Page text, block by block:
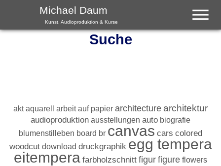
Michael Daum
Kunst, Audioproduktion & Kurse
Suche
akt aquarell arbeit auf papier architecture architektur
audioproduktion ausstellungen auto biografie
blumenstilleben board br canvas cars colored
woodcut download druckgraphik egg tempera
eitempera farbholzschnitt figur figure flowers